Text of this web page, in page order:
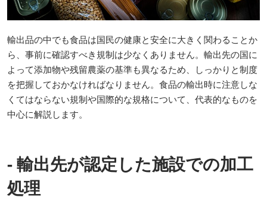
輸出品の中でも食品は国民の健康と安全に大きく関わることか
ら、事前に確認すべき規制は少なくありません。輸出先の国に
よって添加物や残留農薬の基準も異なるため、しっかりと制度
を把握しておかなければなりません。食品の輸出時に注意しな
くてはならない規制や国際的な規格について、代表的なものを
中心に解説します。
- 輸出先が認定した施設での加工
処理